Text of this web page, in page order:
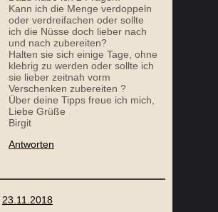
BRENNNESSEL PESTO
Kann ich die Menge verdoppeln
oder verdreifachen oder sollte
ich die Nüsse doch lieber nach
und nach zubereiten?
Halten sie sich einige Tage, ohne
klebrig zu werden oder sollte ich
sie lieber zeitnah vorm
Verschenken zubereiten ?
Über deine Tipps freue ich mich,
Liebe Grüße
Birgit
Antworten
23.11.2018